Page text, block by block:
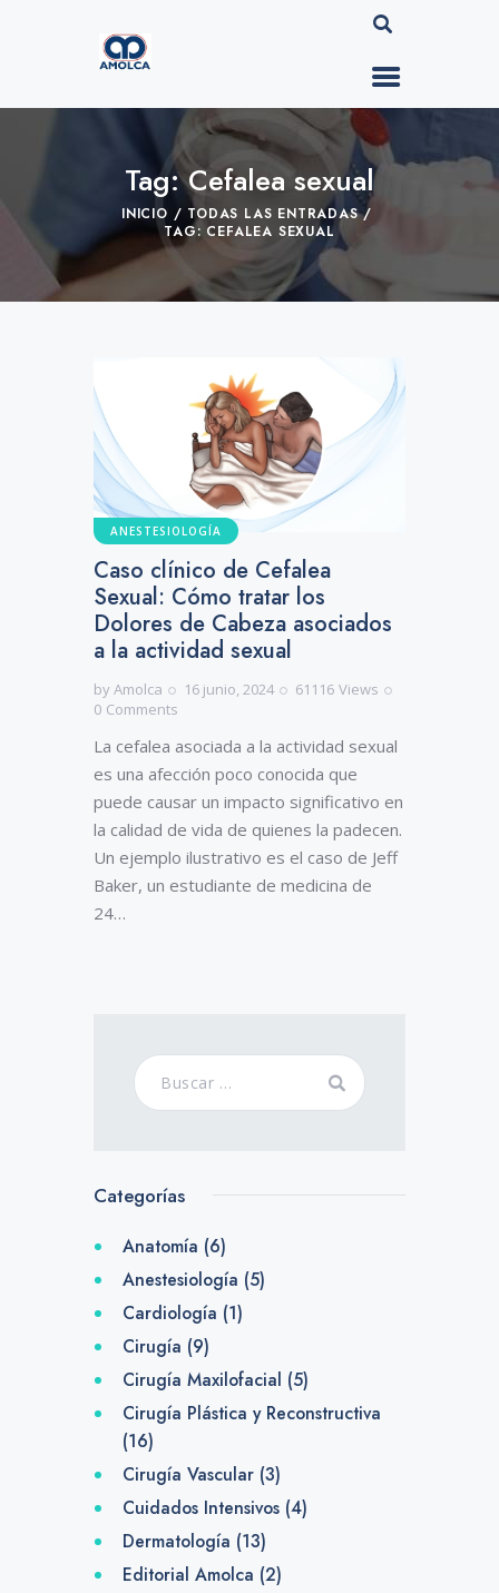
Tag: Cefalea sexual
INICIO
TODAS LAS ENTRADAS
TAG: CEFALEA SEXUAL
ANESTESIOLOGÍA
Caso clínico de Cefalea
Sexual: Cómo tratar los
Dolores de Cabeza asociados
a la actividad sexual
byAmolca 16 junio, 2024 61116 Views
0 Comments
La cefalea asociada a la actividad sexual
es una afección poco conocida que
puede causar un impacto significativo en
la calidad de vida de quienes la padecen.
Un ejemplo ilustrativo es el caso de Jeff
Baker, un estudiante de medicina de
24…
Categorías
Anatomía (6)
Anestesiología (5)
Cardiología (1)
Cirugía (9)
Cirugía Maxilofacial (5)
Cirugía Plástica y Reconstructiva
(16)
Cirugía Vascular(3)
Cuidados Intensivos(4)
Dermatología (13)
Editorial Amolca (2)